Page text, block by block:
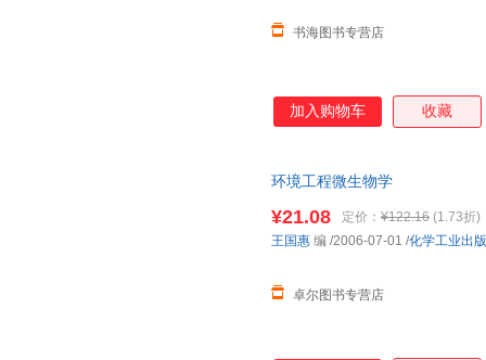
书海图书专营店
加入购物车 收藏
环境工程微生物学
¥21.08 定价： ¥122.16 (1.73折)
卓尔图书专营店
王国惠 编 /2006-07-01 /化学工业出